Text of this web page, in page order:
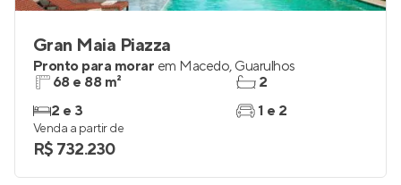
Gran Maia Piazza
Pronto para morar em Macedo, Guarulhos
68 e 88 m²
2 e 3
2
1 e 2
Venda a partir de
R$ 732.230